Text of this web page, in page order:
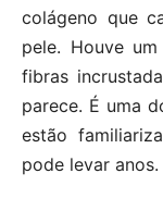
colágeno que
pele. Houve
fibras
parece. É uma
estão
pode levar anos.